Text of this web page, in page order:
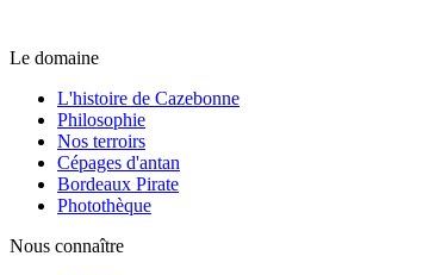
Le domaine
L'histoire de Cazebonne
Philosophie
Nos terroirs
Cépages d'antan
Bordeaux Pirate
Photothèque
Nous connaître